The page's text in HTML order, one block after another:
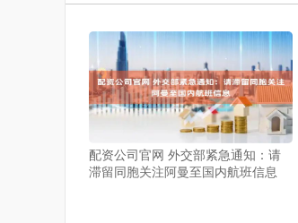
配资公司官网 外交部紧急通知：请
滞留同胞关注阿曼至国内航班信息